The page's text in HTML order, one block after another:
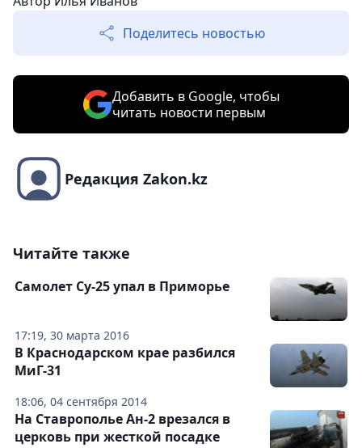
Поделитесь новостью
Добавить в Google, чтобы
читать новости первым
Редакция Zakon.kz
Читайте также
17:19, 30 марта 2016
Самолет Су-25 упал в Приморье
18:06, 04 сентября 2014
В Краснодарском крае разбился
МиГ-31
На Ставрополье Ан-2 врезался в
церковь при жесткой посадке